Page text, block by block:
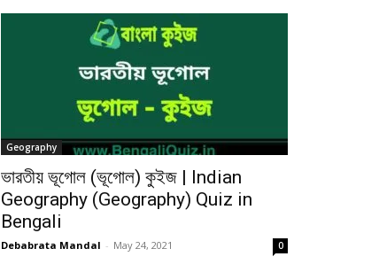
Geography
ভারতীয় ভূগোল (ভূগোল) কুইজ | Indian
Geography (Geography) Quiz in
Bengali
Debabrata Mandal - May 24, 2021 0